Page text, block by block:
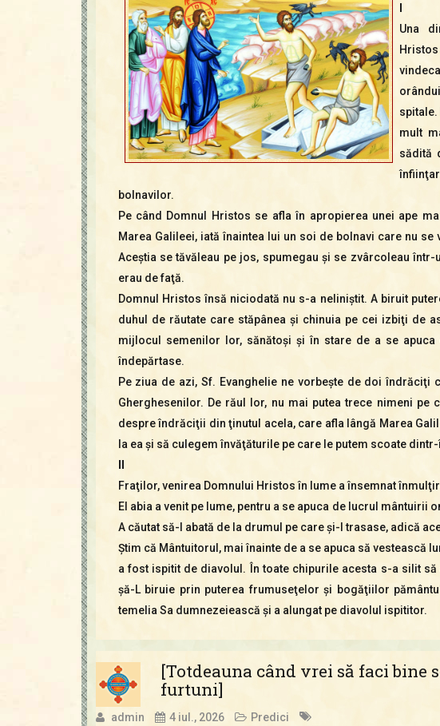
I
Una
mult
sădită
bolnavilor.
Pe când Domnul Hristos se afla în apropierea unei ape
Marea Galileei, iată înaintea lui un soi de bolnavi care nu
Aceştia se tăvăleau pe jos, spumegau şi se zvârcoleau
erau de faţă.
Domnul Hristos însă niciodată nu s-a neliniştit. A biruit
duhul de răutate care stăpânea şi chinuia pe cei izbiţi de
mijlocul semenilor lor, sănătoşi şi în stare de a se
îndepărtase.
Pe ziua de azi, Sf. Evanghelie ne vorbeşte de doi
Gherghesenilor. De răul lor, nu mai putea trece nimeni pe
despre îndrăciţii din ţinutul acela, care afla lângă Marea
la ea şi să culegem învăţăturile pe care le putem scoate
II
Fraţilor, venirea Domnului Hristos în lume a însemnat
El abia a venit pe lume, pentru a se apuca de lucrul mântuirii
A căutat să-l abată de la drumul pe care şi-l trasase, adică
Ştim că Mântuitorul, mai înainte de a se apuca să vestească
a fost ispitit de diavolul. În toate chipurile acesta s-a silit
şă-L biruie prin puterea frumuseţelor şi bogăţiilor
temelia Sa dumnezeiească şi a alungat pe diavolul ispititor.
[Totdeauna când vrei să faci bine
furtuni]
admin 4 iul., 2026 Predici